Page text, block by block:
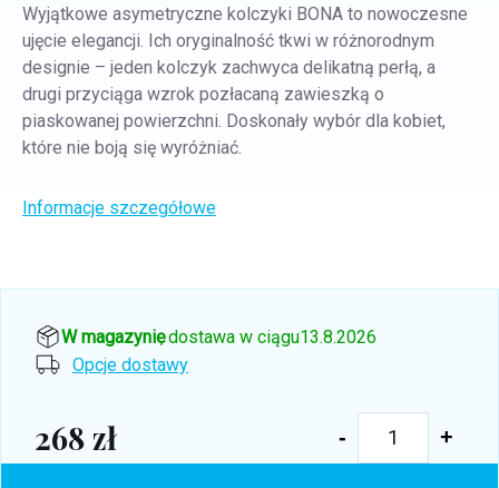
Wyjątkowe asymetryczne kolczyki BONA to nowoczesne
ujęcie elegancji. Ich oryginalność tkwi w różnorodnym
designie – jeden kolczyk zachwyca delikatną perłą, a
drugi przyciąga wzrok pozłacaną zawieszką o
piaskowanej powierzchni. Doskonały wybór dla kobiet,
które nie boją się wyróżniać.
Informacje szczegółowe
W magazynie, dostawa w ciągu13.8.2026
Opcje dostawy
268 zł
Cena